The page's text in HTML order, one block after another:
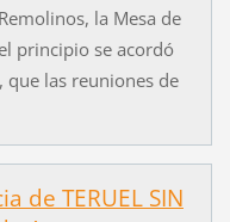
la Mesa de
principio se acordó
que las reuniones de
de TERUEL SIN